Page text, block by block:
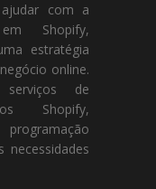
com a
Shopify,
estratégia
online.
de
Shopify,
necessidades